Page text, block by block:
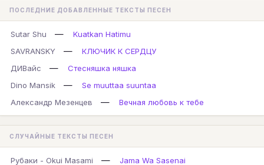
ПОСЛЕДНИЕ ДОБАВЛЕННЫЕ ТЕКСТЫ ПЕСЕН
Sutar Shu —
Kuatkan Hatimu
SAVRANSKY
—
КЛЮЧИК К СЕРДЦУ
ДИВайс
—
Стесняшка няшка
Dino Mansik
—
Se muuttaa suuntaa
Александр Мезенцев
— Вечная любовь к тебе
СЛУЧАЙНЫЕ ТЕКСТЫ ПЕСЕН
Рубаки - Okui Masami — Jama Wa Sasenai